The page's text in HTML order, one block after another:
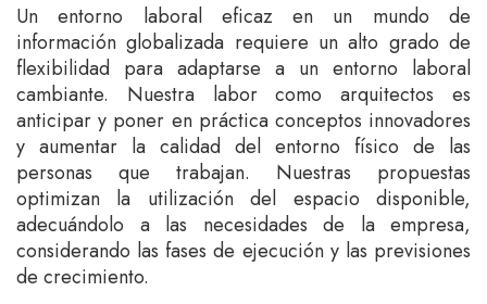
Un entorno laboral eficaz en un mundo de
información globalizada requiere un alto grado de
flexibilidad para adaptarse a un entorno laboral
cambiante. Nuestra labor como arquitectos es
anticipar y poner en práctica conceptos innovadores
y aumentar la calidad del entorno físico de las
personas que trabajan. Nuestras propuestas
optimizan la utilización del espacio disponible,
adecuándolo a las necesidades de la empresa,
considerando las fases de ejecución y las previsiones
de crecimiento.